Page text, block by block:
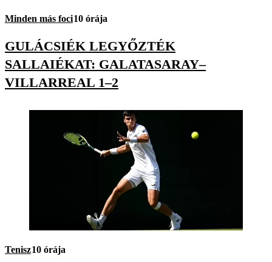
Minden más foci10 órája
GULÁCSIÉK LEGYŐZTÉK
SALLAIÉKAT: GALATASARAY–
VILLARREAL 1–2
Tenisz10 órája